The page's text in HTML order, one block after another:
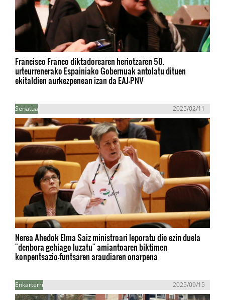
Francisco Franco diktadorearen heriotzaren 50.
urteurrenerako Espainiako Gobernuak antolatu dituen
ekitaldien aurkezpenean izan da EAJ-PNV
Senatua 2025/02/11
Nerea Ahedok Elma Saiz ministroari leporatu dio ezin duela
"denbora gehiago luzatu" amiantoaren biktimen
konpentsazio-funtsaren araudiaren onarpena
Enkarterri 2025/09/15